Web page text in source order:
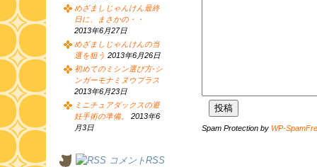
Spam Protection by WP-
めざましじゃんけん最終
日に、まさかの・・
2013年6月27日
めざましじゃんけんの当
選を狙う 2013年6月26日
初めてのミシン選び方-シ
ンガーモナミヌウプラス
2013年6月23日
ミニチュアダックスの避
妊手術の準備。
2013年6
月3日
コメントRSS